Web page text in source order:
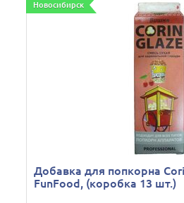
Новосибирск
Добавка для попкорна
FunFood, (коробка 13 шт.)